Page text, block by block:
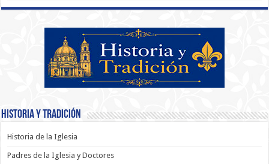
Historia y Tradición
Historia de la Iglesia
Padres de la Iglesia y Doctores